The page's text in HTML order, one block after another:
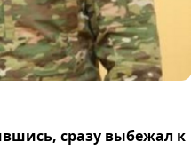
сразу выбежал к